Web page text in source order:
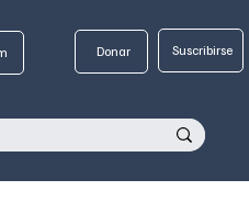
Donar Suscribirse